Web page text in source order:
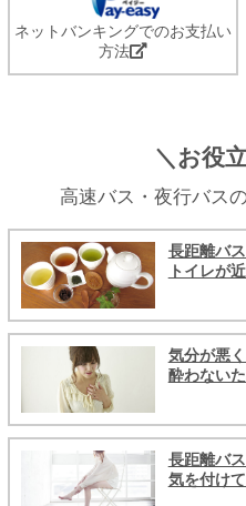
ネットバンキングでのお支払い
方法
＼お役
高速バス・夜行バス
長距離バ
トイレが
気分が悪
酔わない
長距離バ
気を付けて